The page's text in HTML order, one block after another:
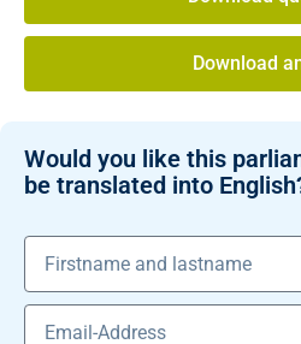
Download
Would you like this
be translated into